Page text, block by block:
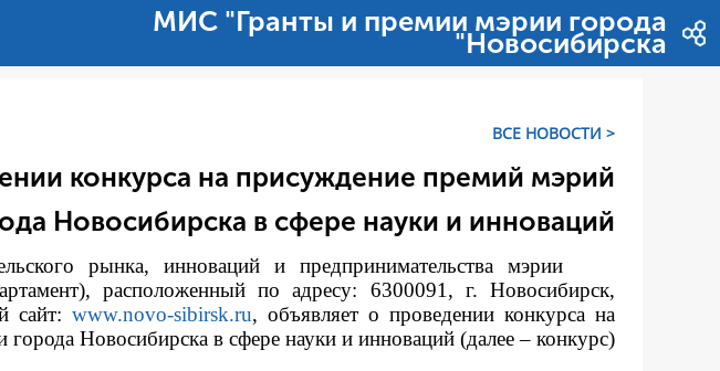
МИС "Гранты и премии мэрии города
Новосибирска"
< ВСЕ НОВОСТИ
конкурса на присуждение премий мэрий
Новосибирска в сфере науки и инноваций
рынка, инноваций и предпринимательства мэрии
расположенный по адресу: 6300091, г. Новосибирск,
сайт: www.novo-sibirsk.ru, объявляет о проведении конкурса на
Новосибирска в сфере науки и инноваций (далее – конкурс).